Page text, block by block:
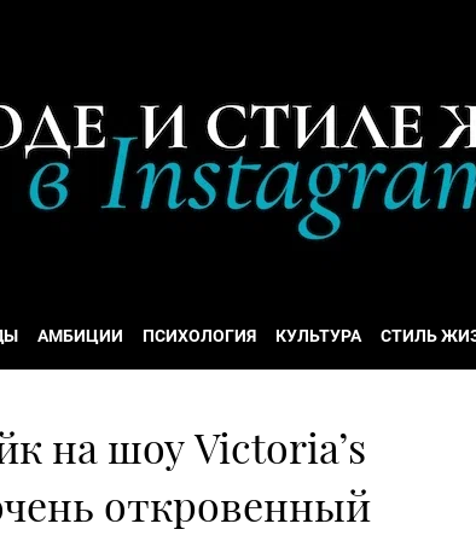
АМБИЦИИ ПСИХОЛОГИЯ КУЛЬТУРА СТИЛЬ
на шоу Victoria’s
откровенный